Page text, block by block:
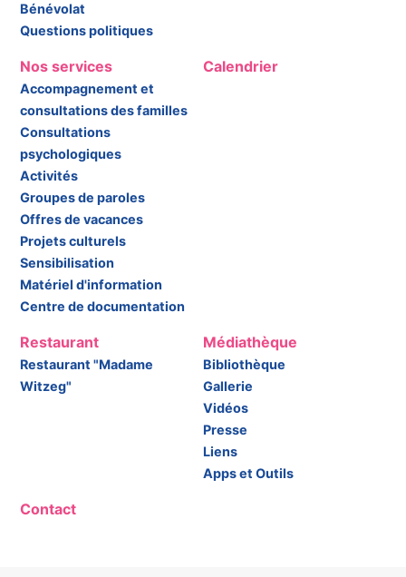
Bénévolat
Questions politiques
Nos services
Accompagnement et
consultations des familles
Consultations
psychologiques
Activités
Groupes de paroles
Offres de vacances
Projets culturels
Sensibilisation
Matériel d'information
Centre de documentation
Calendrier
Restaurant
Restaurant "Madame
Witzeg"
Médiathèque
Bibliothèque
Gallerie
Vidéos
Presse
Liens
Apps et Outils
Contact